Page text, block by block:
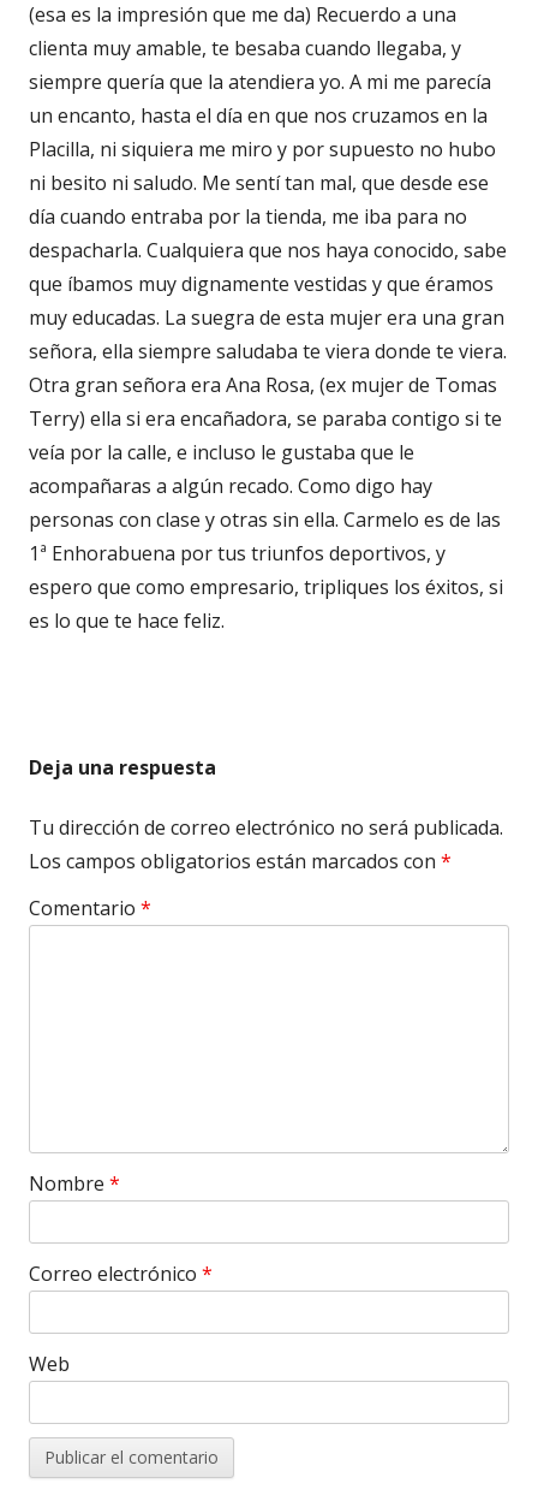
(esa es la impresión que me da) Recuerdo a una
clienta muy amable, te besaba cuando llegaba, y
siempre quería que la atendiera yo. A mi me parecía
un encanto, hasta el día en que nos cruzamos en la
Placilla, ni siquiera me miro y por supuesto no hubo
ni besito ni saludo. Me sentí tan mal, que desde ese
día cuando entraba por la tienda, me iba para no
despacharla. Cualquiera que nos haya conocido, sabe
que íbamos muy dignamente vestidas y que éramos
muy educadas. La suegra de esta mujer era una gran
señora, ella siempre saludaba te viera donde te viera.
Otra gran señora era Ana Rosa, (ex mujer de Tomas
Terry) ella si era encañadora, se paraba contigo si te
veía por la calle, e incluso le gustaba que le
acompañaras a algún recado. Como digo hay
personas con clase y otras sin ella. Carmelo es de las
1ª Enhorabuena por tus triunfos deportivos, y
espero que como empresario, tripliques los éxitos, si
es lo que te hace feliz.
Deja una respuesta
Tu dirección de correo electrónico no será publicada.
Los campos obligatorios están marcados con *
Comentario *
Nombre *
Correo electrónico *
Web